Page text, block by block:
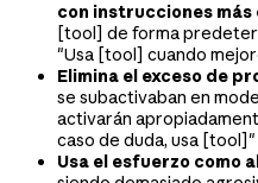
con instrucciones
[tool] de forma
"Usa [tool] cuando
Elimina el exceso de
se subactivaban en
activarán
caso de duda, usa
Usa el esfuerzo como